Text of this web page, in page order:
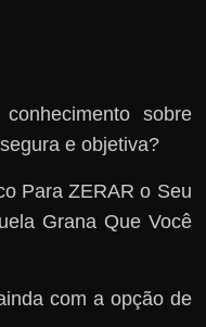
sobre
e objetiva?
Para ZERAR o Seu
Grana Que Você
com a opção de